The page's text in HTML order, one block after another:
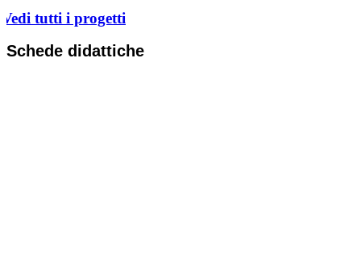
Vedi tutti i progetti
Schede didattiche